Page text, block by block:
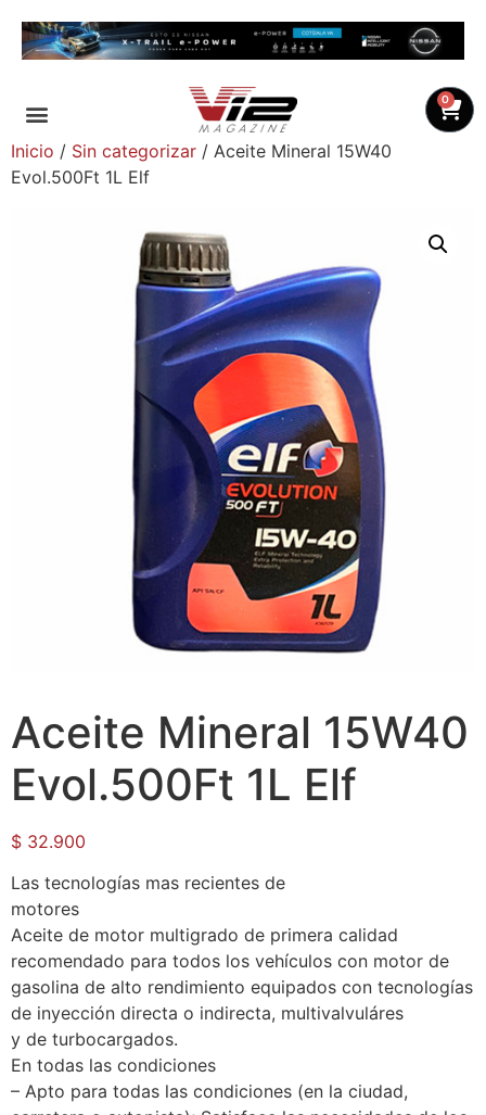
0
Inicio / Sin categorizar / Aceite Mineral 15W40
Evol.500Ft 1L Elf
Aceite Mineral 15W40
Evol.500Ft 1L Elf
$ 32.900
Las tecnologías mas recientes de
motores
Aceite de motor multigrado de primera calidad
recomendado para todos los vehículos con motor de
gasolina de alto rendimiento equipados con tecnologías
de inyección directa o indirecta, multivalvuláres
y de turbocargados.
En todas las condiciones
– Apto para todas las condiciones (en la ciudad,